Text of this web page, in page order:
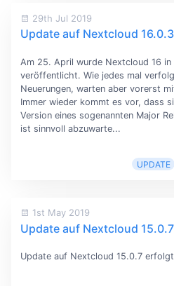
29th Jul 2019
Update auf Nextcloud 16.0.3
Am 25. April wurde Nextcloud 16 in
veröffentlicht. Wie jedes mal
Neuerungen, warten aber vorerst
Immer wieder kommt es vor, dass
Version eines sogenannten Major
ist sinnvoll abzuwarte...
UPDATE
1st May 2019
Update auf Nextcloud 15.0.7
Update auf Nextcloud 15.0.7